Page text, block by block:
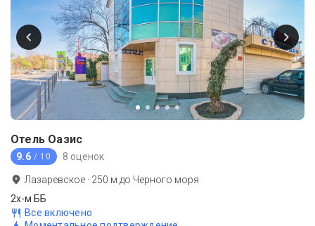
Отель Оазис
9.6 / 10 8 оценок
Лазаревское · 250 м до Черного моря
2х-м ББ
Все включено